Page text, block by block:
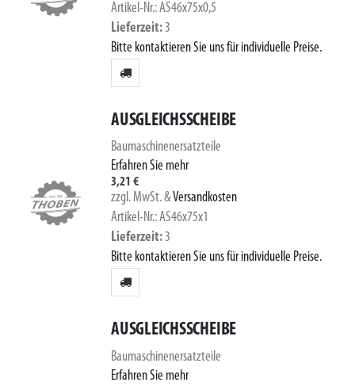
Artikel-Nr.: AS46x75x0,5
Lieferzeit 3
Bitte kontaktieren Sie uns für individuelle Preise.
AUSGLEICHSSCHEIBE
Baumaschinenersatzteile
Erfahren Sie mehr
3,21 €
zzgl. MwSt.&Versandkosten
Artikel-Nr.: AS46x75x1
Lieferzeit 3
Bitte kontaktieren Sie uns für individuelle Preise.
AUSGLEICHSSCHEIBE
Baumaschinenersatzteile
Erfahren Sie mehr